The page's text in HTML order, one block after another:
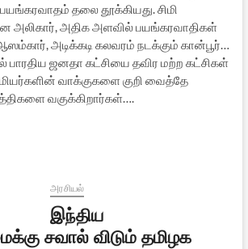
தலை தூக்கியது. சிமி
அலிகார், அதிக அளவில் பயங்கரவாதிகள்
அடிக்கடி கலவரம் நடக்கும் கான்பூர்…
பாரதிய ஜனதா கட்சியை தவிர மற்ற கட்சிகள்
வாக்குகளை குறி வைத்தே
வகுக்கிறார்கள்….
அரசியல்
இந்திய
சவால் விடும் தமிழக